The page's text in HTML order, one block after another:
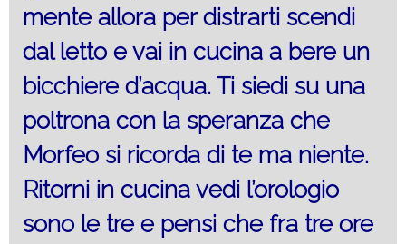
mente allora per distrarti scendi
dal letto e vai in cucina a bere un
bicchiere d’acqua. Ti siedi su una
poltrona con la speranza che
Morfeo si ricorda di te ma niente.
Ritorni in cucina vedi l’orologio
sono le tre e pensi che fra tre ore